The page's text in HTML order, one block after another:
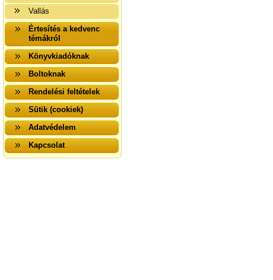
Vallás
Értesítés a kedvenc
témákról
Könyvkiadóknak
Boltoknak
Rendelési feltételek
Sütik (cookiek)
Adatvédelem
Kapcsolat